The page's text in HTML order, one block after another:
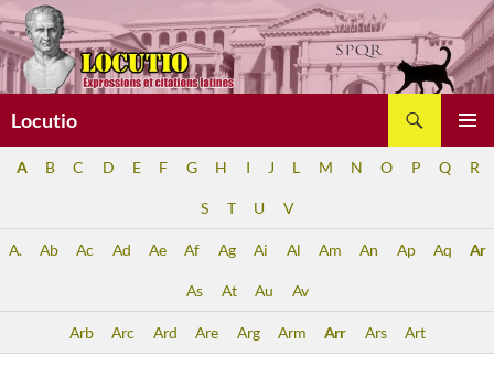
Aller
au
contenu
Locutio
A B C D E F G H I J L M N O P Q R
S T U V
A. Ab Ac Ad Ae Af Ag Ai Al Am An Ap Aq Ar
As At Au Av
Arb Arc Ard Are Arg Arm Arr Ars Art